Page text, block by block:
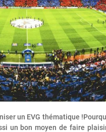
un EVG thématique
un bon moyen de faire